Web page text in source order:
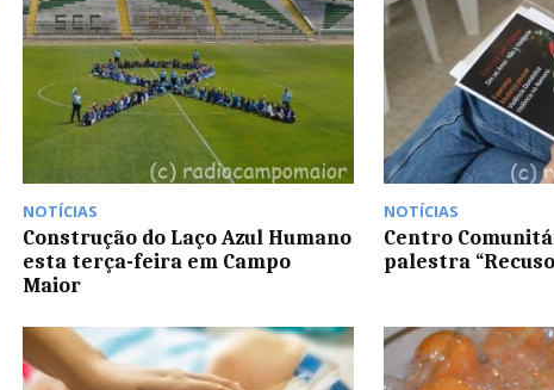
NOTÍCIAS
Construção do Laço Azul Humano
esta terça-feira em Campo
Maior
NOTÍCIAS
Centro
palestra